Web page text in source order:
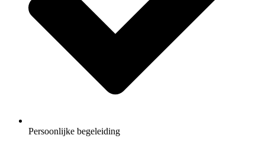
Persoonlijke begeleiding